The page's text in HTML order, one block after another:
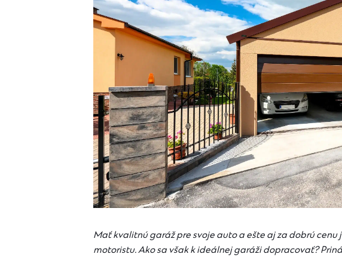
Mať kvalitnú garáž pre svoje auto a ešte aj za dobrú cenu
motoristu. Ako sa však k ideálnej garáži dopracovať?